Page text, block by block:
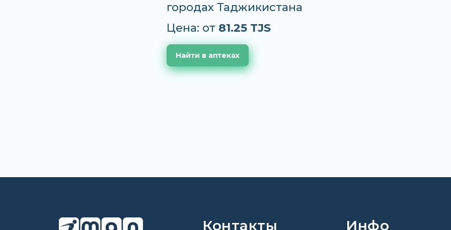
городах Таджикистана
Цена: от 81.25 TJS
Найти в аптеках
Контакты Инфо